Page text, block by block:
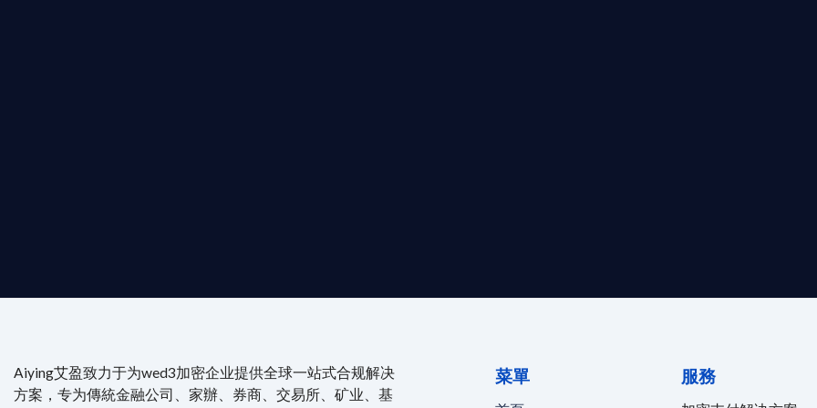
Aiying艾盈致力于为wed3加密企业提供全球一站式合规解决
方案，专为傳統金融公司、家辦、券商、交易所、矿业、基
菜單 服務